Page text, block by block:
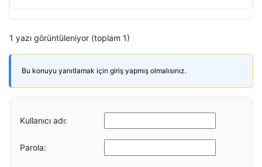
1 yazı görüntüleniyor (toplam 1)
Bu konuyu yanıtlamak için giriş yapmış olmalısınız.
Kullanıcı adı:
Parola: